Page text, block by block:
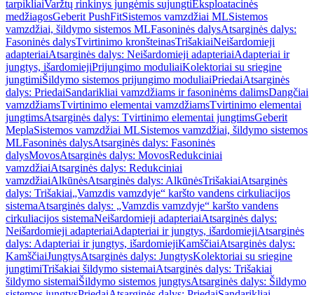
tarpikliaiVaržtų rinkinys jungėmis sujungtiEksploatacinės
medžiagosGeberit PushFitSistemos vamzdžiai MLSistemos
vamzdžiai, šildymo sistemos MLFasoninės dalysAtsarginės dalys:
Fasoninės dalysTvirtinimo kronšteinasTrišakiaiNeišardomieji
adapteriaiAtsarginės dalys: Neišardomieji adapteriaiAdapteriai ir
jungtys, išardomiejiPrijungimo moduliaiKolektoriai su sriegine
jungtimiŠildymo sistemos prijungimo moduliaiPriedaiAtsarginės
dalys: PriedaiSandarikliai vamzdžiams ir fasoninėms dalimsDangčiai
vamzdžiamsTvirtinimo elementai vamzdžiamsTvirtinimo elementai
jungtimsAtsarginės dalys: Tvirtinimo elementai jungtimsGeberit
MeplaSistemos vamzdžiai MLSistemos vamzdžiai, šildymo sistemos
MLFasoninės dalysAtsarginės dalys: Fasoninės
dalysMovosAtsarginės dalys: MovosRedukciniai
vamzdžiaiAtsarginės dalys: Redukciniai
vamzdžiaiAlkūnėsAtsarginės dalys: AlkūnėsTrišakiaiAtsarginės
dalys: Trišakiai„Vamzdis vamzdyje“ karšto vandens cirkuliacijos
sistemaAtsarginės dalys: „Vamzdis vamzdyje“ karšto vandens
cirkuliacijos sistemaNeišardomieji adapteriaiAtsarginės dalys:
Neišardomieji adapteriaiAdapteriai ir jungtys, išardomiejiAtsarginės
dalys: Adapteriai ir jungtys, išardomiejiKamščiaiAtsarginės dalys:
KamščiaiJungtysAtsarginės dalys: JungtysKolektoriai su sriegine
jungtimiTrišakiai šildymo sistemaiAtsarginės dalys: Trišakiai
šildymo sistemaiŠildymo sistemos jungtysAtsarginės dalys: Šildymo